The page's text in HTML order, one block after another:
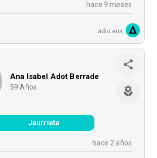
hace 9 meses
adio.eus
Ana Isabel Adot Berrade
59 Años
Jaurrieta
hace 2 años